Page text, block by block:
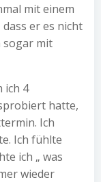
mit einem
er es nicht
sogar mit
ich 4
hatte,
Ich
Ich fühlte
ich „ was
wieder